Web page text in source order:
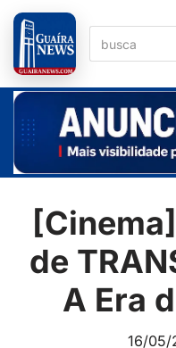
Pular
para
o
conteúdo
de
A Era
16/05/